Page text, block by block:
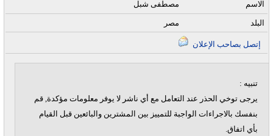
مصطفى شبل الاسم
مصر البلد
تنبيه :
يرجى توخي الحذر عند التعامل مع أي ناشر لا يوفر معلومات مؤكدة, قم
بنفسك بالاجراءات الواجبة للتمييز بين المشترين والبائعين قبل القيام
بأي اتفاق.